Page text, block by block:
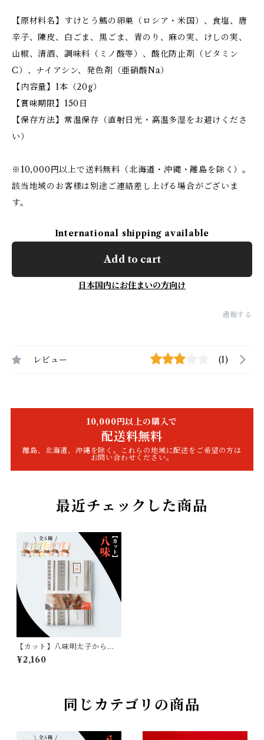
【原材料名】すけとう鱈の卵巣（ロシア・米国）、食塩、唐
辛子、陳皮、白ごま、黒ごま、青のり、麻の実、けしの実、
山椒、清酒、調味料（ミノ酸等）、酸化防止剤（ビタミン
C）、ナイアシン、発色剤（亜硝酸Na）
【内容量】1本（20g）
【賞味期限】150日
【保存方法】常温保存（直射日光・高温多湿をお避けくださ
い）
※10,000円以上で送料無料（北海道・沖縄・離島を除く）。
該当地域のお客様は別途ご連絡差し上げる場合がございま
す。
International shipping available
Add to cart
日本国内にお住まいの方向け
通報する
レビュー (1)
10,000円以上の購入で
配送料無料
離島、北海道、沖縄を除く。これらの地域に配送をご希望の方は
お問い合わせください。
最近チェックした商品
【カット】八味明太子からす
み
¥2,160
同じカテゴリの商品